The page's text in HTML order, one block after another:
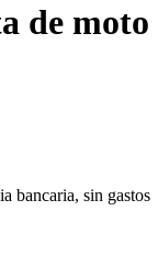
de moto
bancaria, sin gastos